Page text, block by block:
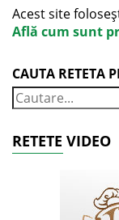
Acest site
Află cum sunt
CAUTA RETETA
RETETE VIDEO